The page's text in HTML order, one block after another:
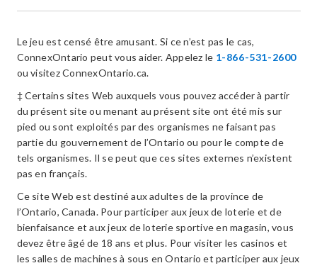
Le jeu est censé être amusant. Si ce n’est pas le cas,
ConnexOntario peut vous aider. Appelez le 1-866-531-2600
ou visitez ConnexOntario.ca.
‡ Certains sites Web auxquels vous pouvez accéder à partir
du présent site ou menant au présent site ont été mis sur
pied ou sont exploités par des organismes ne faisant pas
partie du gouvernement de l’Ontario ou pour le compte de
tels organismes. Il se peut que ces sites externes n’existent
pas en français.
Ce site Web est destiné aux adultes de la province de
l’Ontario, Canada. Pour participer aux jeux de loterie et de
bienfaisance et aux jeux de loterie sportive en magasin, vous
devez être âgé de 18 ans et plus. Pour visiter les casinos et
les salles de machines à sous en Ontario et participer aux jeux